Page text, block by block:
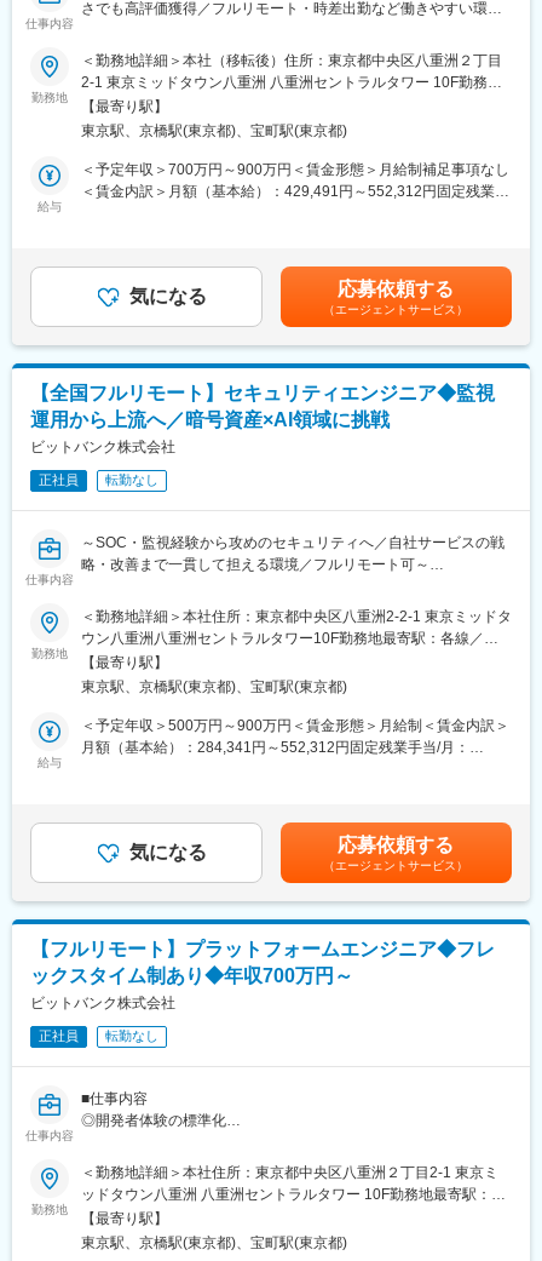
引高シェア約20%、アルトコインに限定すると50%以上のシェア
法人のお客様も多く、APIを利用したシステムトレードも活発に行
われています。
■当社の特徴：
価値を流通させる」です。暗号資産交換業者として金融庁から正
式に認定されています。2021年9月には約75億円の資金調達も実
※全暗号資産（仮想通貨）取引所中取引量国内No.1…2021年2月
14日 CoinMarketCap調べ
仕事内容
さでも高評価獲得／フルリモート・時差出勤など働きやすい環境
生充実〉
コンプライアンス・リスク管理部へ配属になり、下記業務をお任
せします。
■業務概要：
・コンプライアンス体制の強化に関する企画・提案
・各種法令等に準拠した内部管理態勢の構築・運用
・社内規程等の整備・管理
・不公正取引の防止に関する業務
■組織構成：
コンプライアンス部：全4名（男女比3：1）、全員中途入社の社
員です。
相談や質問はしやすく協力的な雰囲気の部署ですのでご安心くだ
さい。
■キャリアステップ：
まずは不公正取引や業務モニタリングの対応をお願いする予定で
す。その後、各種法令やコンプライアンス意識浸透のための研修
す。
■当ポジションの魅力：
業務では当該部署内だけでなく、社内横断的にコンプライアンス
そのため会社全体をコンプライアンス面から支えている実感が持
て、やりがいを感じる仕事となっております。
よって、"マネーのインターネット化"が始まり、世界的にお金を取
り巻く不公平・不便が解消されると言われています。
この技術を応用し様々なサービスを提供することで、時代の進歩
に貢献することを志しています。
変更の範囲：会社の定める業務
勤務地
＜勤務地詳細＞本社（移転後）住所：東京都中央区八重洲２丁目
2-1 東京ミッドタウン八重洲 八重洲セントラルタワー 10F勤務地
最寄駅：JR線／東京駅受動喫煙対策：敷地内喫煙可能場所あり変
更の範囲：本文参照
【最寄り駅】
東京駅、京橋駅(東京都)、宝町駅(東京都)
給与
＜予定年収＞700万円～900万円＜賃金形態＞月給制補足事項なし
＜賃金内訳＞月額（基本給）：429,491円～552,312円固定残業手
給与補足＞※45時間を超える時間外労働分についての割増賃金は
追加で支給します。賃金はあくまでも目安の金額であり、選考を
通じて上下する可能性があります。月給(月額)は固定手当を含めた
表記です。
気になる 応募依頼する
（エージェントサービス）
【全国フルリモート】セキュリティエンジニア◆監視
運用から上流へ／暗号資産×AI領域に挑戦
ビットバンク株式会社
正社員 転勤なし
仕事内容
～SOC・監視経験から攻めのセキュリティへ／自社サービスの戦
略・改善まで一貫して担える環境／フルリモート可～
■業務内容：
【主にお任せしたいこと】
◇暗号資産取引所システムや社内システム・ネットワークの堅牢
化
◇機械学習やAIといった新技術を取り入れた検知システムの導
入、ログ分析
◇脅威インテリジェンスの活用やOSINTによる調査活動等の攻め
ッシング対応、インシデント対応、CSIRT運用
◇IT統制対応、規定・マニュアル整備、社内教育・訓練、セキュ
これまで、システムの構築・運用を行っていたがセキュリティ担
当への興味がある方、セキュリティベンダーで監視運用を行って
いたがユーザ企業のセキュリティ担当への興味がある方等、セキ
ュリティ分野でのキャリアアップを目指す方のご応募をお待ちし
ております。
なお、セキュリティ技術だけでなく、ISMSや規程・マニュアルの
整備、リスクアセスメント、監査対応といったセキュリティ技術
以外のことも行って頂きます。
■当社について：
暗号資産技術の応用によって、「オープンでフェアな社会を実現
する」ことを目指しています。
ビットコインをはじめとした暗号資産は、「誰でも参加・利用で
きる」「特権者に支配されない」「強制されない」という究極の
勤務地
＜勤務地詳細＞本社住所：東京都中央区八重洲2-2-1 東京ミッドタ
ウン八重洲八重洲セントラルタワー10F勤務地最寄駅：各線／五
反田駅受動喫煙対策：屋内全面禁煙変更の範囲：会社の定める事
業所（リモートワーク含む）
【最寄り駅】
東京駅、京橋駅(東京都)、宝町駅(東京都)
給与
＜予定年収＞500万円～900万円＜賃金形態＞月給制＜賃金内訳＞
月額（基本給）：284,341円～552,312円固定残業手当/月：
給与詳細は、経験等を考慮し決定します。※業績賞与あり賃金はあ
くまでも目安の金額であり、選考を通じて上下する可能性があり
ます。月給(月額)は固定手当を含めた表記です。
気になる 応募依頼する
（エージェントサービス）
【フルリモート】プラットフォームエンジニア◆フレ
ックスタイム制あり◆年収700万円～
ビットバンク株式会社
正社員 転勤なし
仕事内容
■仕事内容
◎開発者体験の標準化
の標準化
・Amazon EKS上のセルフホストランナーを活用したCI/CD基盤
の運用・改善
・社内向けインフラ設計標準ガイドラインの策定・運用
・開発チームと連携し、インフラ領域の課題解決と改善推進
勤務地
＜勤務地詳細＞本社住所：東京都中央区八重洲２丁目2-1 東京ミ
ッドタウン八重洲 八重洲セントラルタワー 10F勤務地最寄駅：JR
線／東京駅受動喫煙対策：屋内全面禁煙変更の範囲：会社の定め
る事業所（リモートワーク含む）
【最寄り駅】
東京駅、京橋駅(東京都)、宝町駅(東京都)